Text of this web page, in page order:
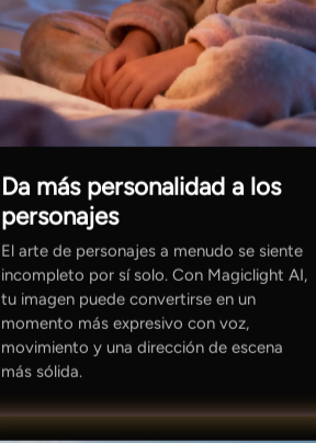
Da más personalidad a los
personajes
El arte de personajes a menudo se siente
incompleto por sí solo. Con Magiclight AI,
tu imagen puede convertirse en un
momento más expresivo con voz,
movimiento y una dirección de escena
más sólida.